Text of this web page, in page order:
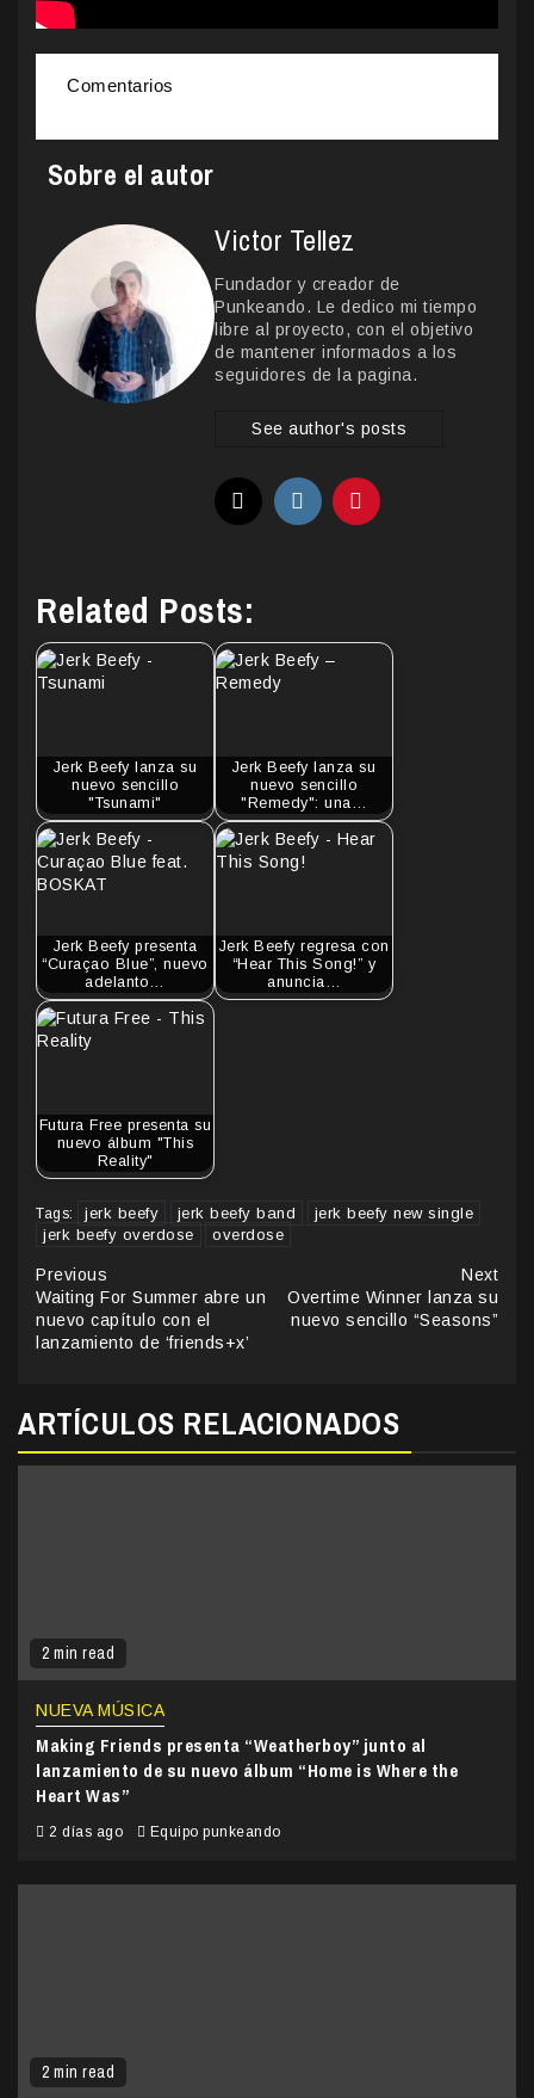
Comentarios
Sobre el autor
Victor Tellez
Fundador y creador de
Punkeando. Le dedico mi tiempo
libre al proyecto, con el objetivo
de mantener informados a los
seguidores de la pagina.
See author's posts
Related Posts:
Jerk Beefy lanza su
nuevo sencillo
"Tsunami"
Jerk Beefy lanza su
nuevo sencillo
"Remedy": una…
Jerk Beefy presenta
“Curaçao Blue”, nuevo
adelanto…
Jerk Beefy regresa con
“Hear This Song!” y
anuncia…
Futura Free presenta su
nuevo álbum "This
Reality"
Tags: jerk beefy jerk beefy band
jerk beefy new single
jerk beefy overdose
overdose
Continue
Reading
Previous
Waiting For Summer abre un
nuevo capítulo con el
lanzamiento de ‘friends+x’
Next
Overtime Winner lanza su
nuevo sencillo “Seasons”
ARTÍCULOS RELACIONADOS
2 min read
NUEVA MÚSICA
Making Friends presenta “Weatherboy” junto al
lanzamiento de su nuevo álbum “Home is Where the
Heart Was”
2 días ago Equipo punkeando
2 min read